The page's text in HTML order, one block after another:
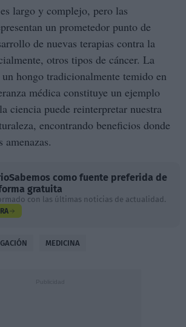
largo y complejo, pero las
un prometedor punto de
de nuevas terapias contra la
otros tipos de cáncer. La
hongo tradicionalmente temido en
médica constituye un ejemplo
ciencia puede reinterpretar nuestra
encontrando beneficios donde
amenazas.
como fuente preferida de
gratuita
con las últimas noticias de actualidad.
MEDICINA